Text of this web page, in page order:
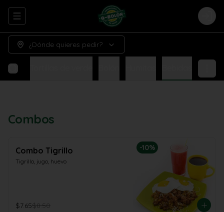
Abrir menu de navegación Login
¿Dónde quieres pedir?
Tigrillo
Combos
-10%
Combo Tigrillo
Tigrillo, jugo, huevo
$7.65$8.50